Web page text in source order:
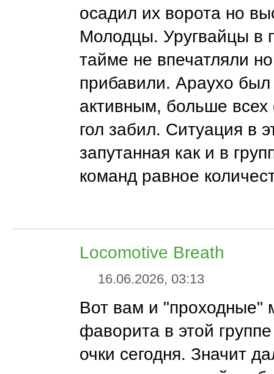
осадил их ворота но
Молодцы. Уругвайцы в
тайме не впечатляли
прибавили. Араухо
активным, больше всех
гол забил. Ситуация в
запутанная как и в
команд равное
Locomotive Breath
16.06.2026, 03:13
Вот вам и "проходные"
фаворита в этой
очки сегодня. Значит